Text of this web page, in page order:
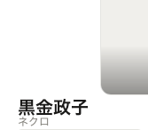
黒金政子
ネクロ